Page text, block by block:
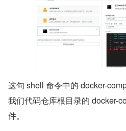
这句 shell 命令中的 docker-
我们代码仓库根目录的 docker-
件。